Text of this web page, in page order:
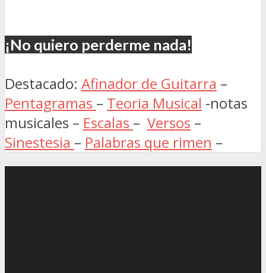
¡No quiero perderme nada!
Destacado: Afinador de Guitarra –
Pentagramas – Teoria Musical -notas
musicales – Escalas – Versos –
Sinestesia – Palabras que rimen –